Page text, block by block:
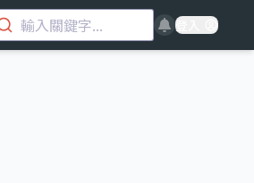
輸入關鍵字... 登入